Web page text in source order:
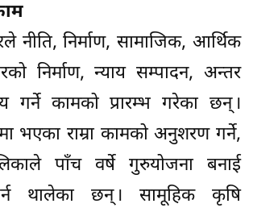
नीति, निर्माण, सामाजिक, आर्थिक
निर्माण, न्याय सम्पादन, अन्तर
गर्ने कामको प्रारम्भ गरेका छन् ।
भएका राम्रा कामको अनुशरण गर्ने,
पाँच वर्षे गुरुयोजना बनाई
थालेका छन् । सामूहिक कृषि